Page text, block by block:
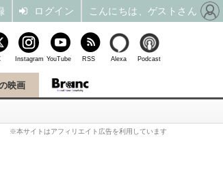
映画
※本サイトはアフィリエイト広告を利用しています
Instagram YouTube RSS Alexa Podcast
ログイン こんにちは、ゲストさん